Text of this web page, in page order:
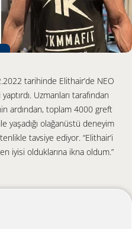
tarihinde Elithair’de NEO
Uzmanları tarafından
ardından, toplam 4000 greft
yaşadığı olağanüstü deneyim
tavsiye ediyor. “Elithair’i
iyisi olduklarına ikna oldum.”